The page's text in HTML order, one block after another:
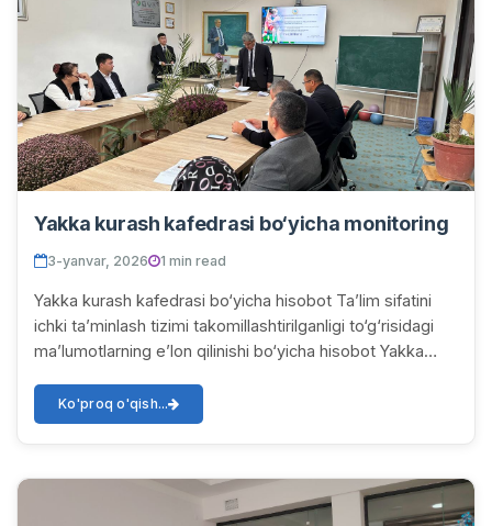
Yakka kurash kafedrasi bo‘yicha monitoring
3-yanvar, 2026 1 min read
Yakka kurash kafedrasi bo‘yicha hisobot Ta’lim sifatini
ichki ta’minlash tizimi takomillashtirilganligi to‘g‘risidagi
ma’lumotlarning e’lon qilinishi bo‘yicha hisobot Yakka
Ko'proq o'qish...